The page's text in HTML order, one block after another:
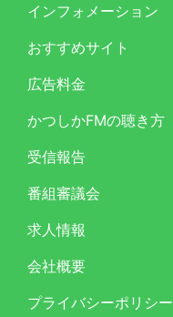
インフォメーション
おすすめサイト
広告料金
かつしかFMの聴き方
受信報告
番組審議会
求人情報
会社概要
プライバシーポリシー